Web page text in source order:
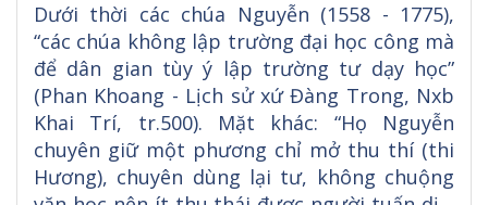
Dưới thời các chúa Nguyễn (1558 - 1775),
“các chúa không lập trường đại học công mà
để dân gian tùy ý lập trường tư dạy học”
(Phan Khoang - Lịch sử xứ Đàng Trong, Nxb
Khai Trí, tr.500). Mặt khác: “Họ Nguyễn
chuyên giữ một phương chỉ mở thu thí (thi
Hương), chuyên dùng lại tư, không chuộng